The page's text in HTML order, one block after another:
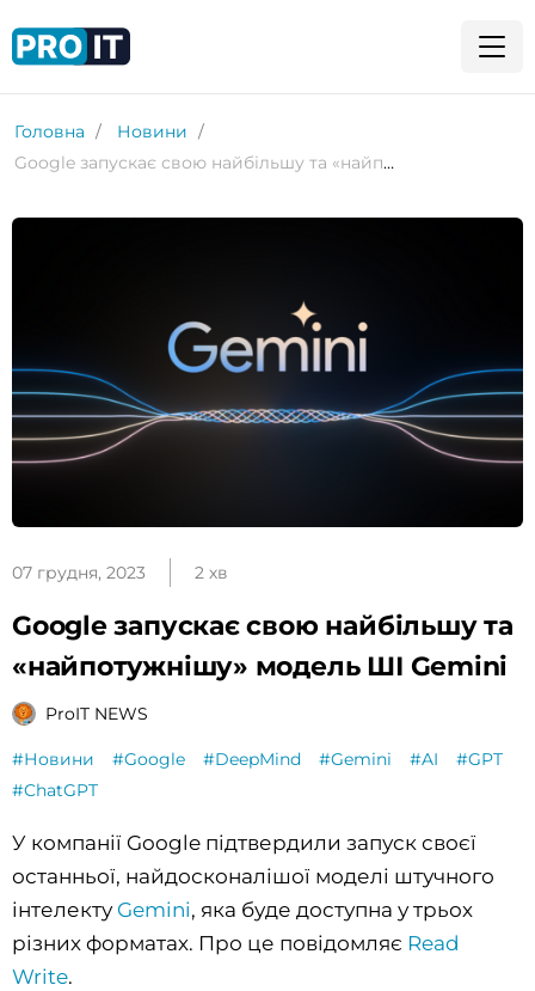
Головна
Новини
Google запускає свою найбільшу та «найпотужнішу» модель ШІ Gemini
07 грудня, 2023 2 хв
Google запускає свою найбільшу та
«найпотужнішу» модель ШІ Gemini
ProIT NEWS
#Новини #Google #DeepMind #Gemini #AI
#GPT
#ChatGPT
У компанії Google підтвердили запуск своєї
останньої, найдосконалішої моделі штучного
інтелекту Gemini, яка буде доступна у трьох
різних форматах. Про це повідомляє Read
Write.